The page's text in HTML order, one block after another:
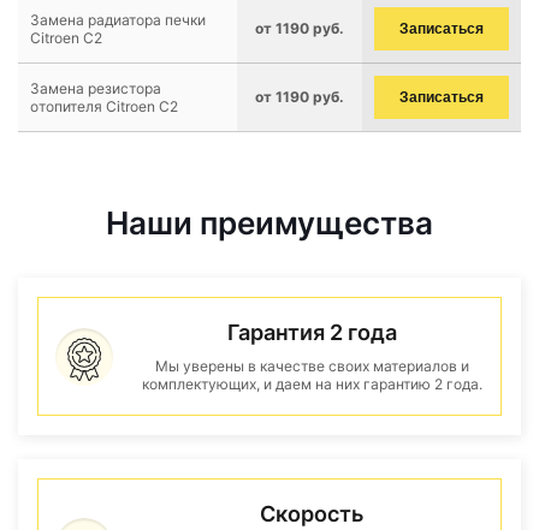
Замена радиатора печки
Citroen C2
от 1190 руб. Записаться
Замена резистора
отопителя Citroen C2
от 1190 руб. Записаться
Наши преимущества
Гарантия 2 года
Мы уверены в качестве своих материалов и
комплектующих, и даем на них гарантию 2 года.
Скорость